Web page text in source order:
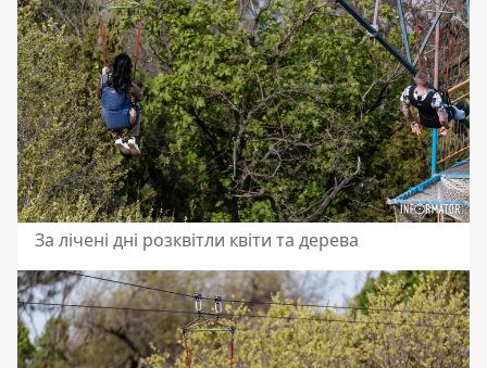
За лічені дні розквітли квіти та дерева